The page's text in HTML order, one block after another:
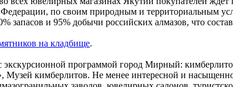
по своим природным и территориальным
запасов и 95% добычи российских алмазов, что
на кладбище.
экскурсионной программой город Мирный:
Музей кимберлитов. Не менее интересной и